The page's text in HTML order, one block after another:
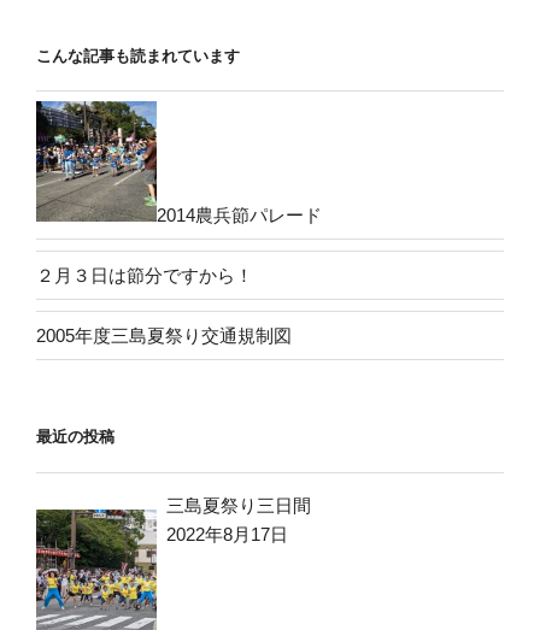
こんな記事も読まれています
2014農兵節パレード
２月３日は節分ですから！
2005年度三島夏祭り交通規制図
最近の投稿
三島夏祭り三日間
2022年8月17日